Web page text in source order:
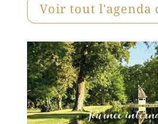
Voir tout l'agenda